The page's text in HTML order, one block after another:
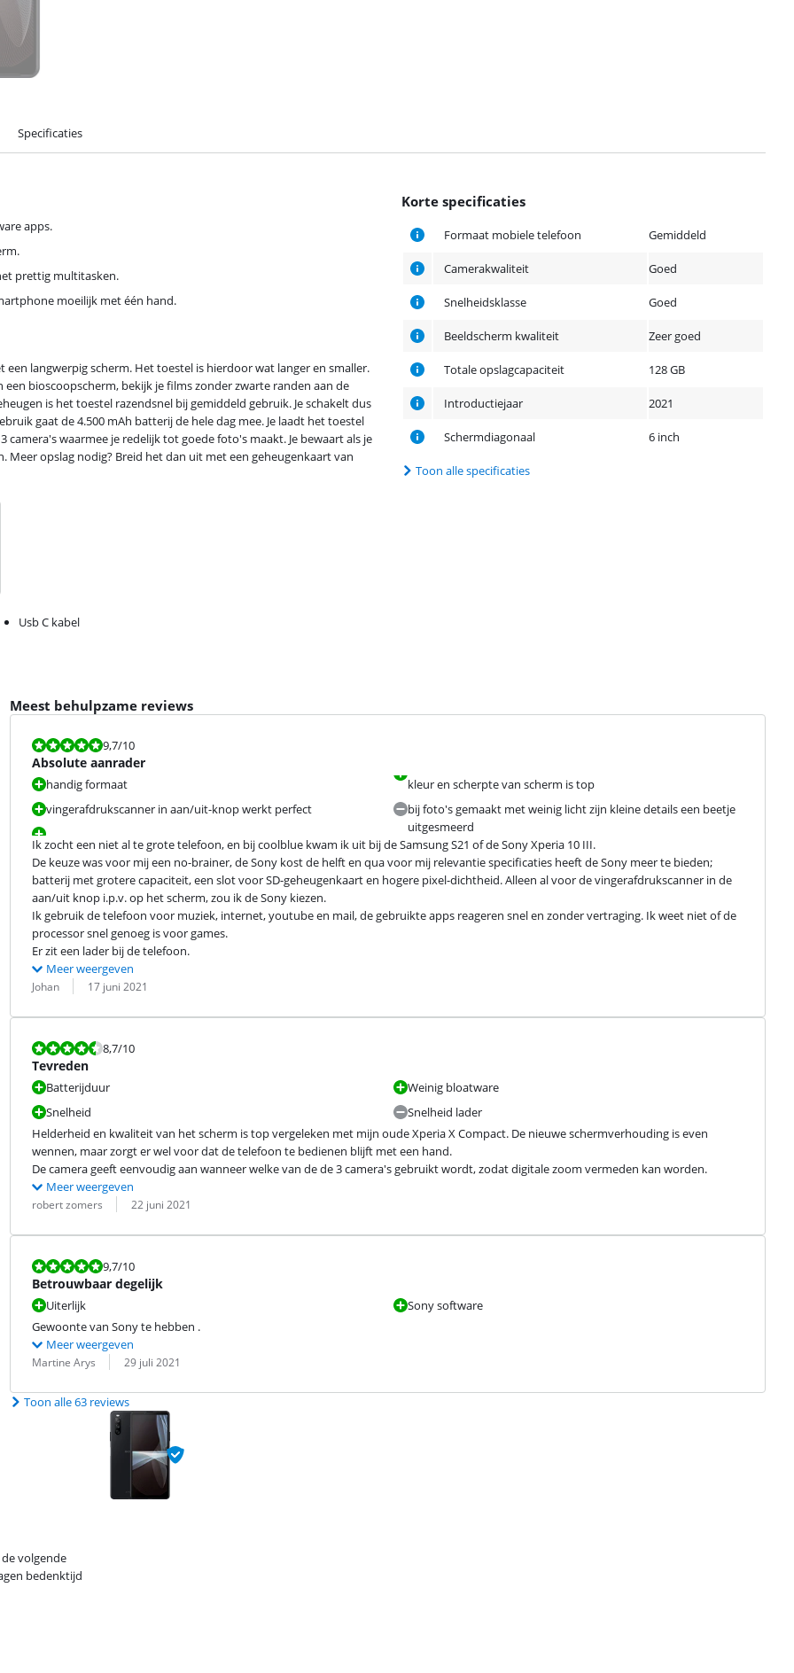
Specificaties
Korte specificaties
Formaat mobiele telefoon Gemiddeld
Camerakwaliteit Goed
Snelheidsklasse Goed
Beeldscherm kwaliteit Zeer goed
Totale opslagcapaciteit 128 GB
Introductiejaar 2021
Schermdiagonaal 6 inch
Toon alle specificaties
apps.
prettig multitasken.
moeilijk met één hand.
een langwerpig scherm. Het toestel is hierdoor wat langer en smaller.
bioscoopscherm, bekijk je films zonder zwarte randen aan de
is het toestel razendsnel bij gemiddeld gebruik. Je schakelt dus
gaat de 4.500 mAh batterij de hele dag mee. Je laadt het toestel
waarmee je redelijk tot goede foto's maakt. Je bewaart als je
Meer opslag nodig? Breid het dan uit met een geheugenkaart van
Usb C kabel
Meest behulpzame reviews
Beoordeling is 9,7 van de 10.
9,7/10
Absolute aanrader
handig formaat
vingerafdrukscanner in aan/uit-knop werkt perfect
kleur en scherpte van scherm is top
bij foto's gemaakt met weinig licht zijn kleine details een beetje
uitgesmeerd
Ik zocht een niet al te grote telefoon, en bij coolblue kwam ik uit bij de Samsung S21 of de Sony Xperia 10 III.
De keuze was voor mij een no-brainer, de Sony kost de helft en qua voor mij relevantie specificaties heeft de Sony meer te bieden;
batterij met grotere capaciteit, een slot voor SD-geheugenkaart en hogere pixel-dichtheid. Alleen al voor de vingerafdrukscanner in de
aan/uit knop i.p.v. op het scherm, zou ik de Sony kiezen.
Ik gebruik de telefoon voor muziek, internet, youtube en mail, de gebruikte apps reageren snel en zonder vertraging. Ik weet niet of de
processor snel genoeg is voor games.
Er zit een lader bij de telefoon.
Meer weergeven
Beoordeling door:
Johan
Datum: 17 juni 2021
Beoordeling is 8,7 van de 10.
8,7/10
Tevreden
Batterijduur
Snelheid
Weinig bloatware
Snelheid lader
Helderheid en kwaliteit van het scherm is top vergeleken met mijn oude Xperia X Compact. De nieuwe schermverhouding is even
wennen, maar zorgt er wel voor dat de telefoon te bedienen blijft met een hand.
De camera geeft eenvoudig aan wanneer welke van de de 3 camera's gebruikt wordt, zodat digitale zoom vermeden kan worden.
Meer weergeven
Beoordeling door:
robert zomers
Datum: 22 juni 2021
Beoordeling is 9,7 van de 10.
9,7/10
Betrouwbaar degelijk
Uiterlijk
Sony software
Gewoonte van Sony te hebben .
Meer weergeven
Beoordeling door:
Martine Arys
Datum: 29 juli 2021
Toon alle 63 reviews
volgende
bedenktijd